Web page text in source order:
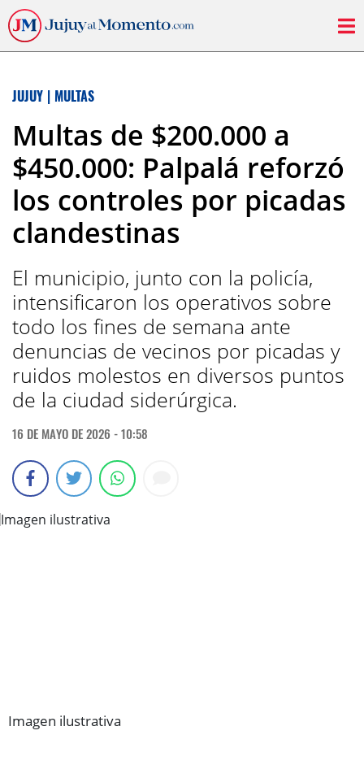
JUJUY | MULTAS
Multas de $200.000 a
$450.000: Palpalá reforzó
los controles por picadas
clandestinas
El municipio, junto con la policía,
intensificaron los operativos sobre
todo los fines de semana ante
denuncias de vecinos por picadas y
ruidos molestos en diversos puntos
de la ciudad siderúrgica.
16 DE MAYO DE 2026 - 10:58
Imagen ilustrativa